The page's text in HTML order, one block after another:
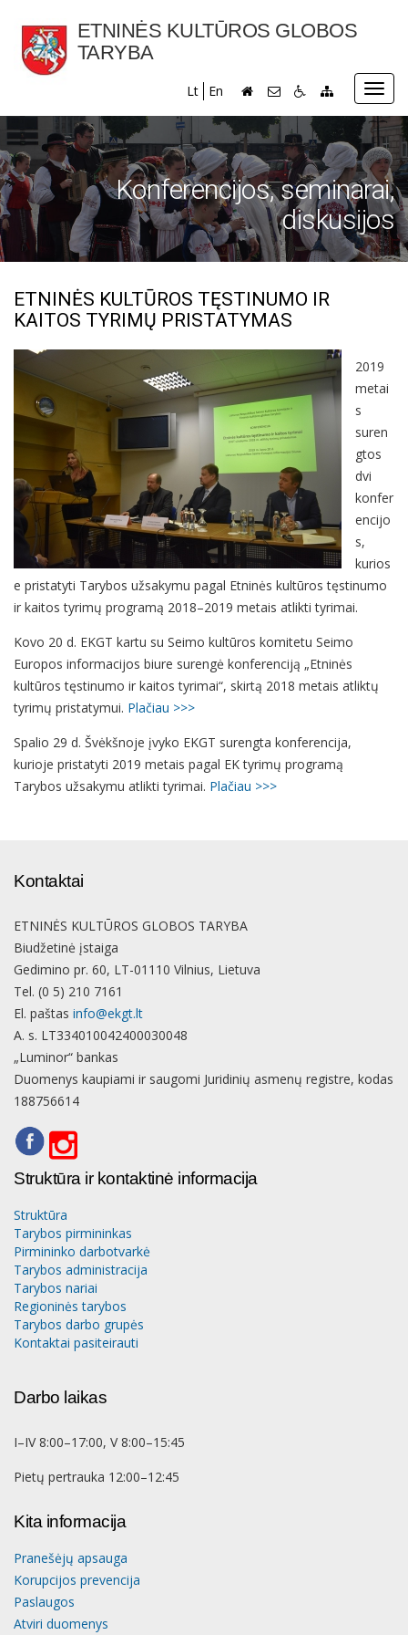
ETNINĖS KULTŪROS GLOBOS
TARYBA
Lt En
Konferencijos, seminarai,
diskusijos
ETNINĖS KULTŪROS TĘSTINUMO IR
KAITOS TYRIMŲ PRISTATYMAS
2019
metai
s
suren
gtos
dvi
konfer
encijo
s,
kurios
e pristatyti Tarybos užsakymu pagal Etninės kultūros tęstinumo
ir kaitos tyrimų programą 2018–2019 metais atlikti tyrimai.
Kovo 20 d. EKGT kartu su Seimo kultūros komitetu Seimo
Europos informacijos biure surengė konferenciją „Etninės
kultūros tęstinumo ir kaitos tyrimai“, skirtą 2018 metais atliktų
tyrimų pristatymui. Plačiau >>>
Spalio 29 d. Švėkšnoje įvyko EKGT surengta konferencija,
kurioje pristatyti 2019 metais pagal EK tyrimų programą
Tarybos užsakymu atlikti tyrimai. Plačiau >>>
Kontaktai
ETNINĖS KULTŪROS GLOBOS TARYBA
Biudžetinė įstaiga
Gedimino pr. 60, LT-01110 Vilnius, Lietuva
Tel. (0 5) 210 7161
El. paštas info@ekgt.lt
A. s. LT334010042400030048
„Luminor“ bankas
Duomenys kaupiami ir saugomi Juridinių asmenų registre, kodas
188756614
Struktūra ir kontaktinė informacija
Struktūra
Tarybos pirmininkas
Pirmininko darbotvarkė
Tarybos administracija
Tarybos nariai
Regioninės tarybos
Tarybos darbo grupės
Kontaktai pasiteirauti
Darbo laikas
I–IV 8:00–17:00, V 8:00–15:45
Pietų pertrauka 12:00–12:45
Kita informacija
Pranešėjų apsauga
Korupcijos prevencija
Paslaugos
Atviri duomenys